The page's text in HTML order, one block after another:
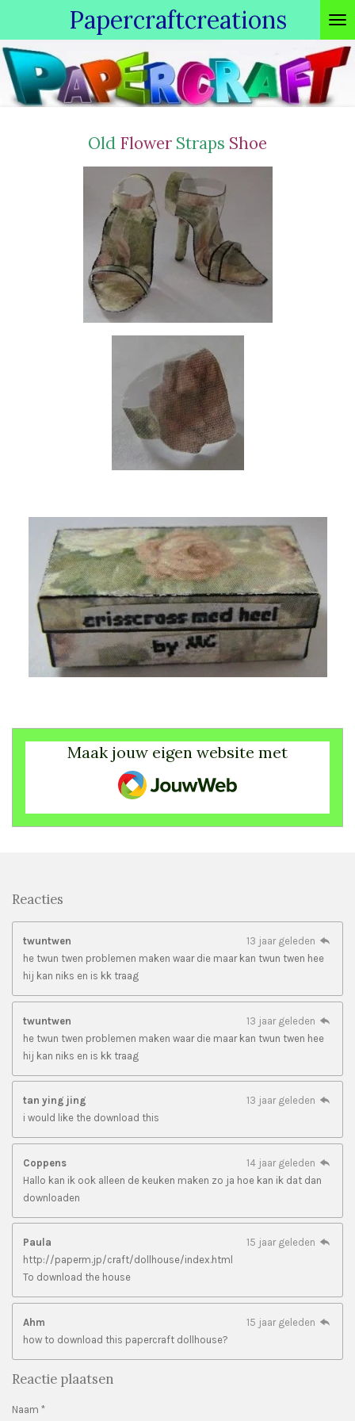
direct
naar
de
hoofdinhoud
Papercraftcreations
Old Flower Straps Shoe
Maak jouw eigen website met
JouwWeb
Reacties
twuntwen
13 jaar geleden
he twun twen problemen maken waar die maar kan twun twen hee
hij kan niks en is kk traag
twuntwen
13 jaar geleden
he twun twen problemen maken waar die maar kan twun twen hee
hij kan niks en is kk traag
tan ying jing
13 jaar geleden
i would like the download this
Coppens
14 jaar geleden
Hallo kan ik ook alleen de keuken maken zo ja hoe kan ik dat dan
downloaden
Paula
15 jaar geleden
http://paperm.jp/craft/dollhouse/index.html
To download the house
Ahm
15 jaar geleden
how to download this papercraft dollhouse?
Reactie plaatsen
Naam *